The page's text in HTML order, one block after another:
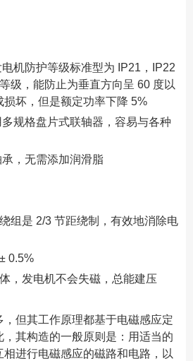
机防护等级标准型为 IP21，IP22
级，能防止为垂直方向呈 60 度以
坏，但是额定功率下降 5%
规格盘片式联轴器，容易与各种
，无需添加润滑脂
组是 2/3 节距绕制，有效地消除电
0.5%
，发电机不会失磁，总能建压
但其工作原理都基于电磁感应定
其构造的一般原则是：用适当的
进行电磁感应的磁路和电路，以